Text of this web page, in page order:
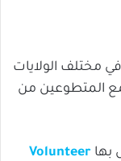
مختلف الولايات
المتطوعين من
بها Volunteer